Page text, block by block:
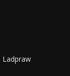
Ladpraw